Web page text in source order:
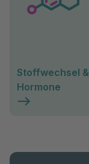
Stoffwechsel &
Hormone